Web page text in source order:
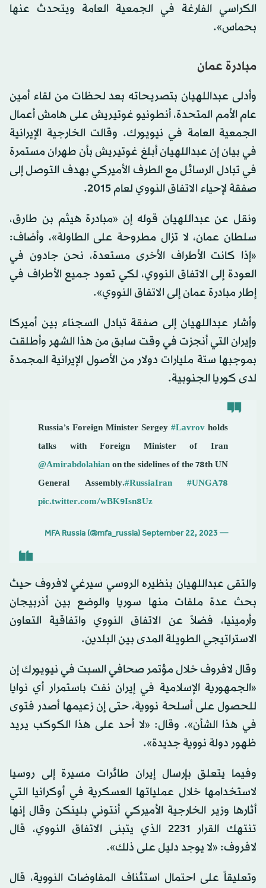
الكراسي الفارغة في الجمعية العامة ويتحدث عنها
بحماس».
مبادرة عمان
وأدلى عبداللهيان بتصريحاته بعد لحظات من لقاء أمين
عام الأمم المتحدة، أنطونيو غوتيريش على هامش أعمال
الجمعية العامة في نيويورك. وقالت الخارجية الإيرانية
في بيان إن عبداللهيان أبلغ غوتيريش بأن طهران مستمرة
في تبادل الرسائل مع الطرف الأميركي بهدف التوصل إلى
صفقة لإحياء الاتفاق النووي لعام 2015.
ونقل عن عبداللهيان قوله إن «مبادرة هيثم بن طارق،
سلطان عمان، لا تزال مطروحة على الطاولة»، وأضاف:
«إذا كانت الأطراف الأخرى مستعدة، نحن جادون في
العودة إلى الاتفاق النووي، لكي تعود جميع الأطراف في
إطار مبادرة عمان إلى الاتفاق النووي».
وأشار عبداللهيان إلى صفقة تبادل السجناء بين أميركا
وإيران التي أنجزت في وقت سابق من هذا الشهر وأطلقت
بموجبها ستة مليارات دولار من الأصول الإيرانية المجمدة
لدى كوريا الجنوبية.
Russia’s Foreign Minister Sergey #Lavrov holds
talks with Foreign Minister of Iran
@Amirabdolahian on the sidelines of the 78th UN
General Assembly.#RussiaIran
#UNGA78
pic.twitter.com/wBK9Isn8Uz
— MFA Russia (@mfa_russia)
September 22, 2023
والتقى عبداللهيان بنظيره الروسي سيرغي لافروف حيث
بحث عدة ملفات منها سوريا والوضع بين أذربيجان
وأرمينيا، فضلاً عن الاتفاق النووي واتفاقية التعاون
الاستراتيجي الطويلة المدى بين البلدين.
وقال لافروف خلال مؤتمر صحافي السبت في نيويورك إن
«الجمهورية الإسلامية في إيران نفت باستمرار أي نوايا
للحصول على أسلحة نووية، حتى إن زعيمها أصدر فتوى
في هذا الشأن». وقال: «لا أحد على هذا الكوكب يريد
ظهور دولة نووية جديدة».
وفيما يتعلق بإرسال إيران طائرات مسيرة إلى روسيا
لاستخدامها خلال عملياتها العسكرية في أوكرانيا التي
أثارها وزير الخارجية الأميركي أنتوني بلينكن وقال إنها
تنتهك القرار 2231 الذي يتبنى الاتفاق النووي، قال
لافروف: «لا يوجد دليل على ذلك».
وتعليقاً على احتمال استئناف المفاوضات النووية، قال